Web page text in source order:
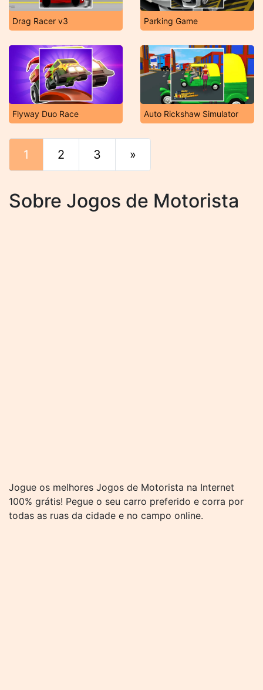
Drag Racer v3 Parking Game
Flyway Duo Race Auto Rickshaw Simulator
1 2 3 »
Sobre Jogos de Motorista
Jogue os melhores Jogos de Motorista na Internet
100% grátis! Pegue o seu carro preferido e corra por
todas as ruas da cidade e no campo online.